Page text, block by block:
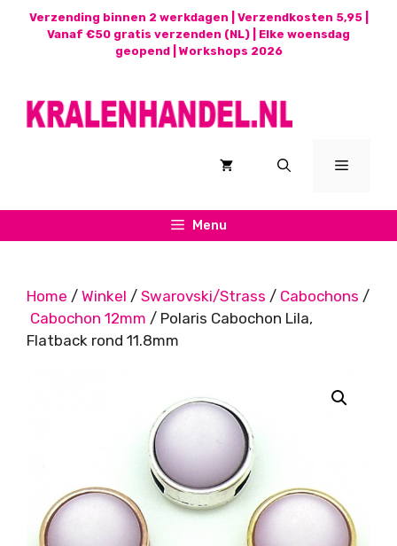
Verzending binnen 2 werkdagen | Verzendkosten 5,95 |
Vanaf €50 gratis verzenden (NL) | Elke woensdag
geopend | Workshops 2026
Menu
Menu
Home / Winkel / Swarovski/Strass / Cabochons /
Cabochon 12mm / Polaris Cabochon Lila,
Flatback rond 11.8mm